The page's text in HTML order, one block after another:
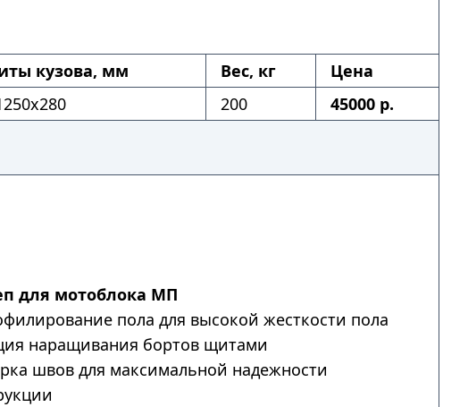
кузова, мм Вес, кг
Цена
200 45000 р.
для мотоблока МП
пола для высокой жесткости пола
наращивания бортов щитами
швов для максимальной надежности